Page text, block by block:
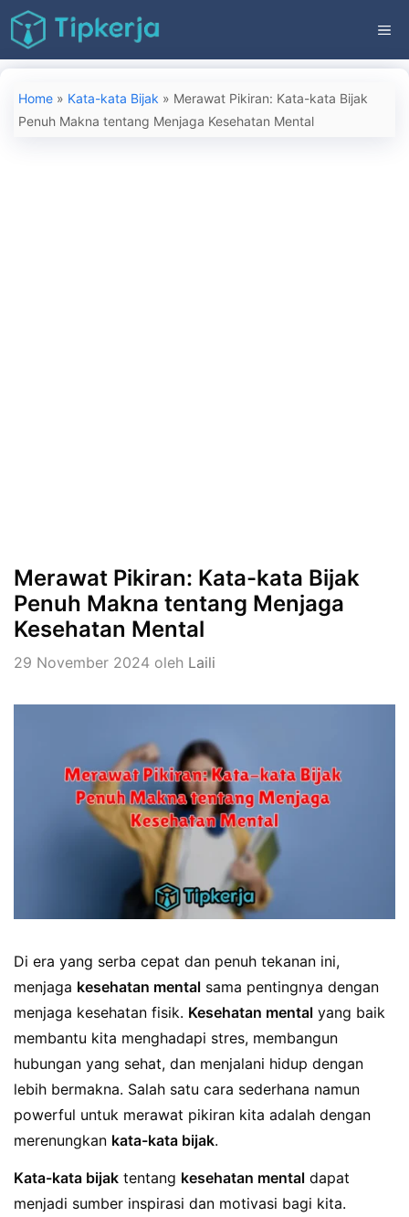
Langsung
ke
isi
Home » Kata-kata Bijak » Merawat Pikiran: Kata-kata Bijak
Penuh Makna tentang Menjaga Kesehatan Mental
Merawat Pikiran: Kata-kata Bijak
Penuh Makna tentang Menjaga
Kesehatan Mental
29 November 2024 oleh Laili
Di era yang serba cepat dan penuh tekanan ini,
menjaga kesehatan mental sama pentingnya dengan
menjaga kesehatan fisik. Kesehatan mental yang baik
membantu kita menghadapi stres, membangun
hubungan yang sehat, dan menjalani hidup dengan
lebih bermakna. Salah satu cara sederhana namun
powerful untuk merawat pikiran kita adalah dengan
merenungkan kata-kata bijak.
Kata-kata bijak tentang kesehatan mental dapat
menjadi sumber inspirasi dan motivasi bagi kita.